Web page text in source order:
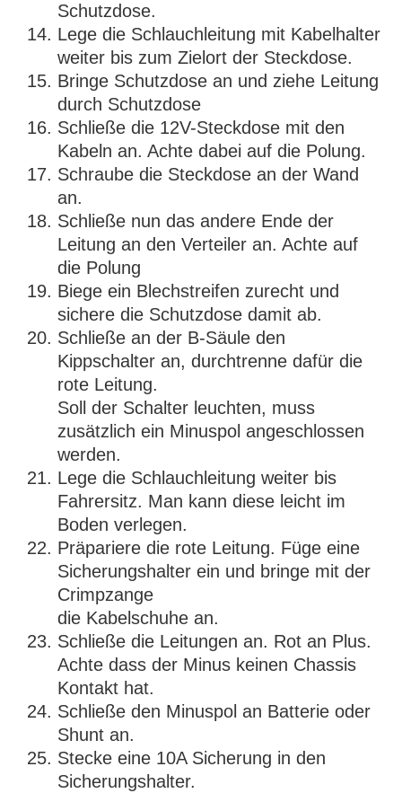
Schutzdose.
Lege die Schlauchleitung mit Kabelhalter
weiter bis zum Zielort der Steckdose.
Bringe Schutzdose an und ziehe Leitung
durch Schutzdose
Schließe die 12V-Steckdose mit den
Kabeln an. Achte dabei auf die Polung.
Schraube die Steckdose an der Wand
an.
Schließe nun das andere Ende der
Leitung an den Verteiler an. Achte auf
die Polung
Biege ein Blechstreifen zurecht und
sichere die Schutzdose damit ab.
Schließe an der B-Säule den
Kippschalter an, durchtrenne dafür die
rote Leitung.
Soll der Schalter leuchten, muss
zusätzlich ein Minuspol angeschlossen
werden.
Lege die Schlauchleitung weiter bis
Fahrersitz. Man kann diese leicht im
Boden verlegen.
Präpariere die rote Leitung. Füge eine
Sicherungshalter ein und bringe mit der
Crimpzange
die Kabelschuhe an.
Schließe die Leitungen an. Rot an Plus.
Achte dass der Minus keinen Chassis
Kontakt hat.
Schließe den Minuspol an Batterie oder
Shunt an.
Stecke eine 10A Sicherung in den
Sicherungshalter.